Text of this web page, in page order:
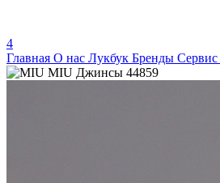
4
Главная О нас Лукбук Бренды Сервис